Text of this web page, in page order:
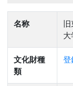
名称
大
文化財種
類
登